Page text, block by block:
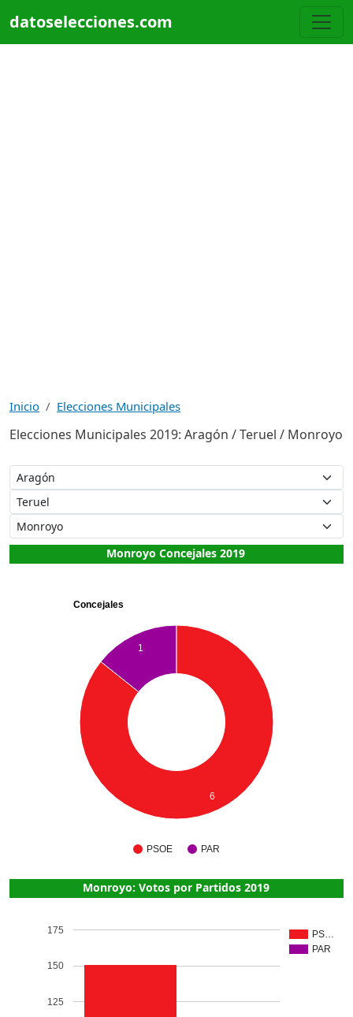
datoselecciones.com
Inicio Elecciones Municipales
Elecciones Municipales 2019: Aragón / Teruel / Monroyo
Monroyo Concejales 2019
Concejales
PSOE PAR
1
6
Monroyo: Votos por Partidos 2019
PS…
PAR
125
150
175